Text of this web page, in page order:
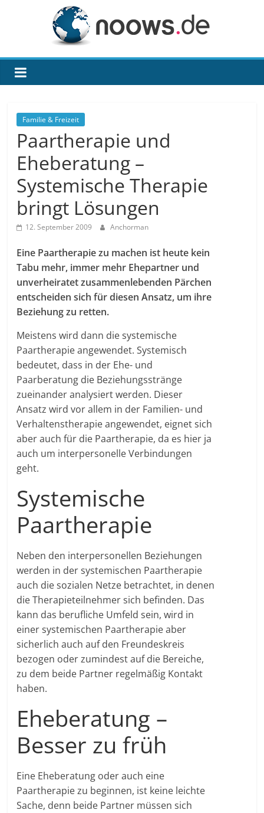
noows.de
Familie & Freizeit
Paartherapie und
Eheberatung –
Systemische Therapie
bringt Lösungen
12. September 2009 Anchorman
Eine Paartherapie zu machen ist heute kein
Tabu mehr, immer mehr Ehepartner und
unverheiratet zusammenlebenden Pärchen
entscheiden sich für diesen Ansatz, um ihre
Beziehung zu retten.
Meistens wird dann die systemische
Paartherapie angewendet. Systemisch
bedeutet, dass in der Ehe- und
Paarberatung die Beziehungsstränge
zueinander analysiert werden. Dieser
Ansatz wird vor allem in der Familien- und
Verhaltenstherapie angewendet, eignet sich
aber auch für die Paartherapie, da es hier ja
auch um interpersonelle Verbindungen
geht.
Systemische
Paartherapie
Neben den interpersonellen Beziehungen
werden in der systemischen Paartherapie
auch die sozialen Netze betrachtet, in denen
die Therapieteilnehmer sich befinden. Das
kann das berufliche Umfeld sein, wird in
einer systemischen Paartherapie aber
sicherlich auch auf den Freundeskreis
bezogen oder zumindest auf die Bereiche,
zu dem beide Partner regelmäßig Kontakt
haben.
Eheberatung –
Besser zu früh
Eine Eheberatung oder auch eine
Paartherapie zu beginnen, ist keine leichte
Sache, denn beide Partner müssen sich